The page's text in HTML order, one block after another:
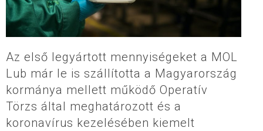
Az első legyártott mennyiségeket a MOL
Lub már le is szállította a Magyarország
kormánya mellett működő Operatív
Törzs által meghatározott és a
koronavírus kezelésében kiemelt